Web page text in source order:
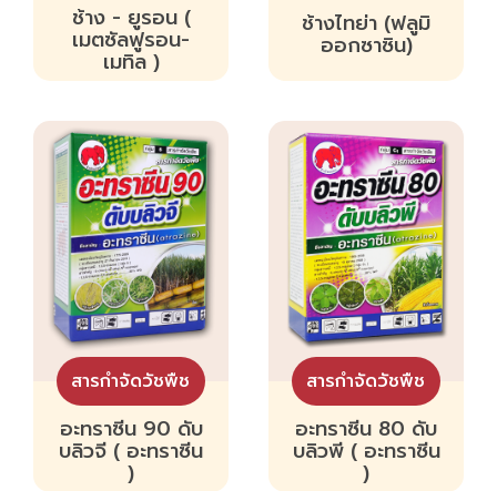
ช้าง - ยูรอน (
เมตซัลฟูรอน-
เมทิล )
ช้างไทย่า (ฟลูมิ
ออกซาซิน)
สารกำจัดวัชพืช
อะทราซีน 90 ดับ
บลิวจี ( อะทราซีน
)
สารกำจัดวัชพืช
อะทราซีน 80 ดับ
บลิวพี ( อะทราซีน
)